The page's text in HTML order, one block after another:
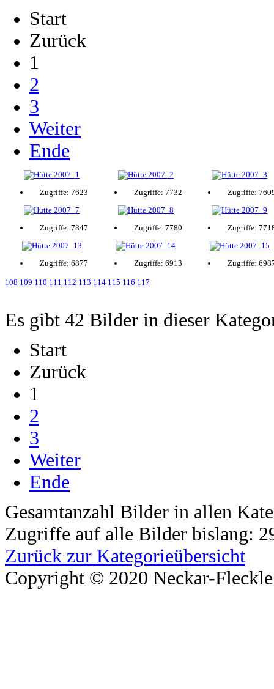
Start
Zurück
1
2
3
Weiter
Ende
Zugriffe: 7623 Zugriffe: 7732 Zugriffe:
Zugriffe: 7847 Zugriffe: 7780 Zugriffe:
Zugriffe: 6877 Zugriffe: 6913 Zugriffe:
108 109 110 111 112 113 114 115 116 117
Es gibt 42 Bilder in dieser
Start
Zurück
1
2
3
Weiter
Ende
Gesamtanzahl Bilder in allen
Zugriffe auf alle Bilder bislang:
Zurück zur Kategorieübersicht
Copyright © 2020 Neckar-